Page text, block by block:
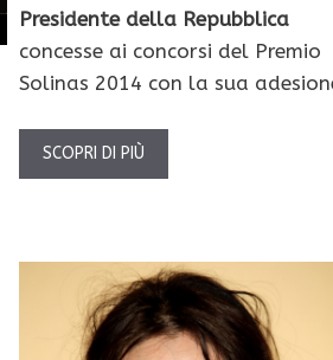
Presidente della Repubblica
concesse ai concorsi del Premio
Solinas 2014 con la sua
SCOPRI DI PIÙ